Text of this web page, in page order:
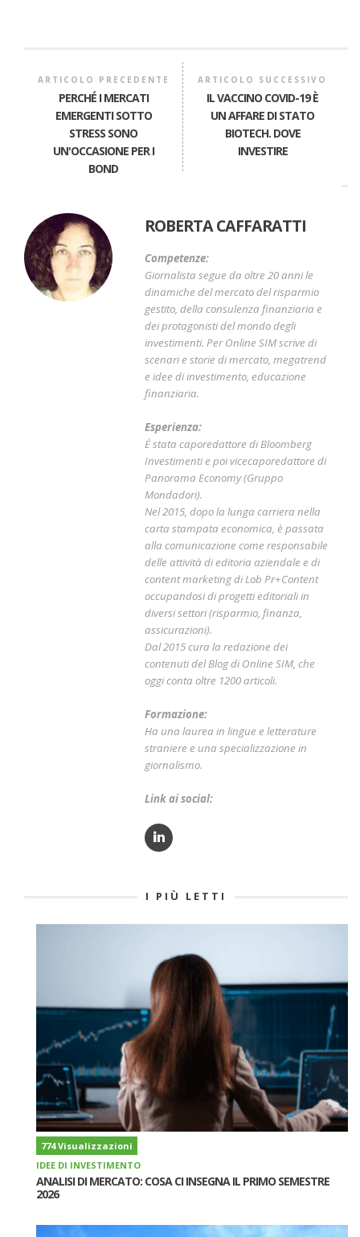
ARTICOLO PRECEDENTE
PERCHÉ I MERCATI
EMERGENTI SOTTO
STRESS SONO
UN'OCCASIONE PER I
BOND
ARTICOLO SUCCESSIVO
IL VACCINO COVID-19 È
UN AFFARE DI STATO
BIOTECH. DOVE
INVESTIRE
ROBERTA CAFFARATTI
Competenze:
Giornalista segue da oltre 20 anni le
dinamiche del mercato del risparmio
gestito, della consulenza finanziaria e
dei protagonisti del mondo degli
investimenti. Per Online SIM scrive di
scenari e storie di mercato, megatrend
e idee di investimento, educazione
finanziaria.
Esperienza:
É stata caporedattore di Bloomberg
Investimenti e poi vicecaporedattore di
Panorama Economy (Gruppo
Mondadori).
Nel 2015, dopo la lunga carriera nella
carta stampata economica, è passata
alla comunicazione come responsabile
delle attività di editoria aziendale e di
content marketing di Lob Pr+Content
occupandosi di progetti editoriali in
diversi settori (risparmio, finanza,
assicurazioni).
Dal 2015 cura la redazione dei
contenuti del Blog di Online SIM, che
oggi conta oltre 1200 articoli.
Formazione:
Ha una laurea in lingue e letterature
straniere e una specializzazione in
giornalismo.
Link ai social:
I PIÙ LETTI
774 Visualizzazioni
IDEE DI INVESTIMENTO
ANALISI DI MERCATO: COSA CI INSEGNA IL PRIMO SEMESTRE
2026